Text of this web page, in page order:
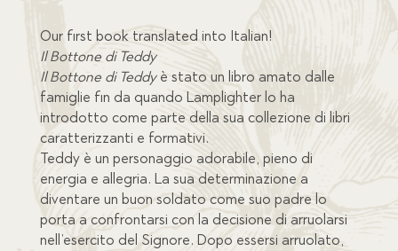
Our first book translated into Italian!
Il Bottone di Teddy
Il Bottone di Teddyè stato un libro amato dalle
famiglie fin da quando Lamplighter lo ha
introdotto come parte della sua collezione di libri
caratterizzanti e formativi.
Teddy è un personaggio adorabile, pieno di
energia e allegria. La sua determinazione a
diventare un buon soldato come suo padre lo
porta a confrontarsi con la decisione di arruolarsi
nell’esercito del Signore. Dopo essersi arruolato,